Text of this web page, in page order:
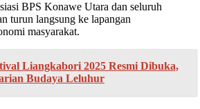
BPS Konawe Utara dan seluruh
turun langsung ke lapangan
masyarakat.
Liangkabori 2025 Resmi Dibuka,
Budaya Leluhur